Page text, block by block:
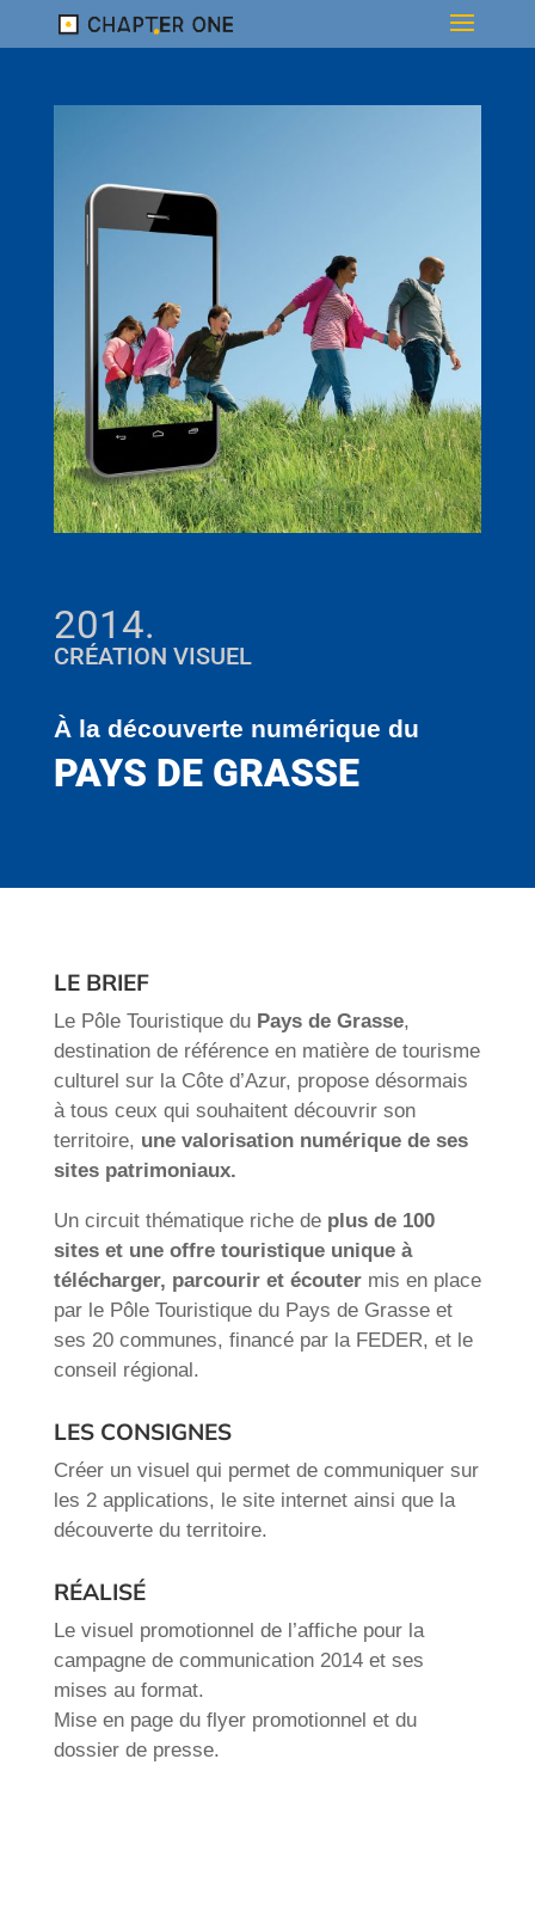
2014.
CRÉATION VISUEL
À la découverte numérique du
PAYS DE GRASSE
LE BRIEF
Le Pôle Touristique du Pays de Grasse,
destination de référence en matière de tourisme
culturel sur la Côte d’Azur, propose désormais
à tous ceux qui souhaitent découvrir son
territoire, une valorisation numérique de ses
sites patrimoniaux.
Un circuit thématique riche de plus de 100
sites et une offre touristique unique à
télécharger, parcourir et écoutermis en place
par le Pôle Touristique du Pays de Grasse et
ses 20 communes, financé par la FEDER, et le
conseil régional.
LES CONSIGNES
Créer un visuel qui permet de communiquer sur
les 2 applications, le site internet ainsi que la
découverte du territoire.
RÉALISÉ
Le visuel promotionnel de l’affiche pour la
campagne de communication 2014 et ses
mises au format.
Mise en page du flyer promotionnel et du
dossier de presse.